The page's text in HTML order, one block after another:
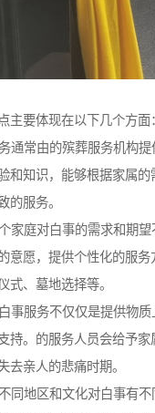
主要体现在以下几个方面：
通常由的殡葬服务机构
和知识，能够根据家属的
的服务。
家庭对白事的需求和期
意愿，提供个性化的服务
式、墓地选择等。
事服务不仅仅是提供物
持。的服务人员会给予家
去亲人的悲痛时期。
同地区和文化对白事有不